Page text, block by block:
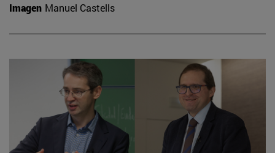
Imagen Manuel Castells